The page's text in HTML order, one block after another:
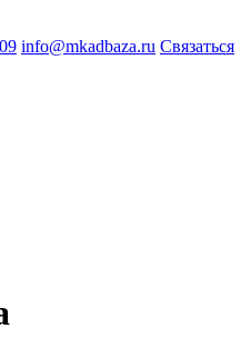
info@mkadbaza.ru Связаться